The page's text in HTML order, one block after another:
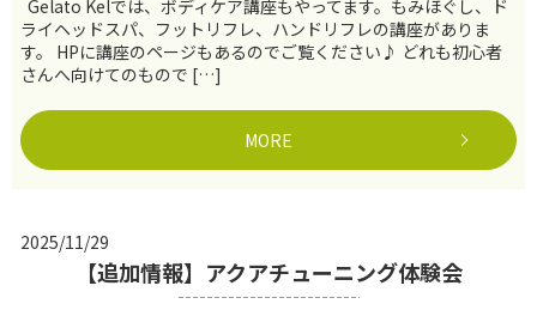
Gelato Kelでは、ボディケア講座もやってます。もみほぐし、ド
ライヘッドスパ、フットリフレ、ハンドリフレの講座がありま
す。 HPに講座のページもあるのでご覧ください♪ どれも初心者
さんへ向けてのもので […]
MORE
2025/11/29
【追加情報】アクアチューニング体験会